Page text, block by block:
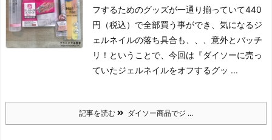
フするためのグッズが一通り揃っていて440
円（税込）で全部買う事ができ、気になるジ
ェルネイルの落ち具合も、、、意外とバッチ
リ！ということで、今回は『ダイソーに売っ
ていたジェルネイルをオフするグッ ...
記事を読む ダイソー商品でジ ...